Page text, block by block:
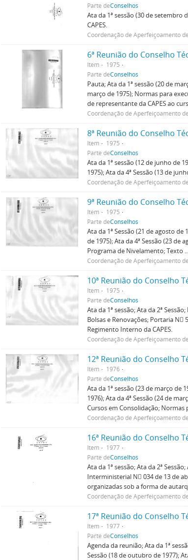
Parte deConselhos
Ata da 1ª sessão (30 de setembro
CAPES.
Coordenação de Aperfeiçoamento
6ª Reunião do Conselho
Item
1975
Parte deConselhos
Pauta; Ata da 1ª sessão (20 de
março de 1975); Normas para
de representante da CAPES ao
Coordenação de Aperfeiçoamento
8ª Reunião do Conselho
Item
1975
Parte deConselhos
Ata da 1ª sessão (12 de junho de
1975); Ata da 4ª Sessão (13 de
Coordenação de Aperfeiçoamento
9ª Reunião do Conselho
Item
1975
Parte deConselhos
Ata da 1ª Sessão (21 de agosto de
de 1975); Ata da 4ª Sessão (23 de
Programa de Nivelamento; Texto
Coordenação de Aperfeiçoamento
10ª Reunião do Conselho
Item
1975
Parte deConselhos
Ata da 1ª sessão; Ata da 2ª
Bolsas e Renovações; Portaria
Regimento Interno da CAPES.
Coordenação de Aperfeiçoamento
12ª Reunião do Conselho
Item
1976
Parte deConselhos
Ata da 1ª sessão (23 de março de
1976); Ata da 4ª Sessão (24 de
Cursos em Consolidação; Normas
Coordenação de Aperfeiçoamento
16ª Reunião do Conselho
Item
1977
Parte deConselhos
Ata da 1ª sessão; Ata da 2ª
Interministerial N 034 de 13 de
organizadas sob a forma de
Coordenação de Aperfeiçoamento
17ª Reunião do Conselho
Item
1977
Parte deConselhos
Agenda da reunião; Ata da 1ª
Sessão (18 de outubro de 1977);